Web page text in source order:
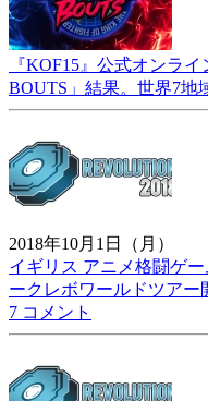
『KOF15』公式オンラ
BOUTS」結果。世界7地
2018年10月1日（月）
イギリス アニメ格闘ゲ
ークレボワールドツアー
7 コメント